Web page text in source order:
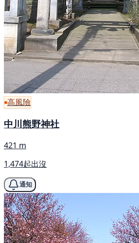
高風險
中川熊野神社
421 m
1,474起出沒
通知